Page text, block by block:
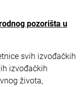
pozorišta u
svih izvođačkih
izvođačkih
života,